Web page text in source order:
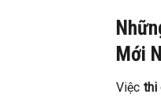
Mới
Việc thi